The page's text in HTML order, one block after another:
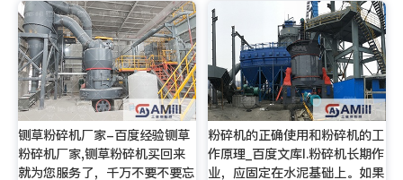
铡草粉碎机厂家-百度经验铡草
粉碎机厂家,铡草粉碎机买回来
就为您服务了，千万不要不要忘
粉碎机的正确使用和粉碎机的工
作原理_百度文库l.粉碎机长期作
业，应固定在水泥基础上。如果